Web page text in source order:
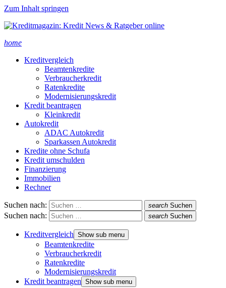
Zum Inhalt springen
home
Kreditvergleich
Beamtenkredite
Verbraucherkredit
Ratenkredite
Modernisierungskredit
Kredit beantragen
Kleinkredit
Autokredit
ADAC Autokredit
Sparkassen Autokredit
Kredite ohne Schufa
Kredit umschulden
Finanzierung
Immobilien
Rechner
Suchen nach: search Suchen
Suchen nach: search Suchen
Kreditvergleich Show sub menu
Beamtenkredite
Verbraucherkredit
Ratenkredite
Modernisierungskredit
Kredit beantragen Show sub menu